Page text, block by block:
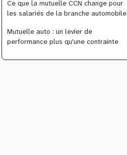
Ce que la mutuelle CCN change pour
les salariés de la branche automobile
Mutuelle auto : un levier de
performance plus qu'une contrainte